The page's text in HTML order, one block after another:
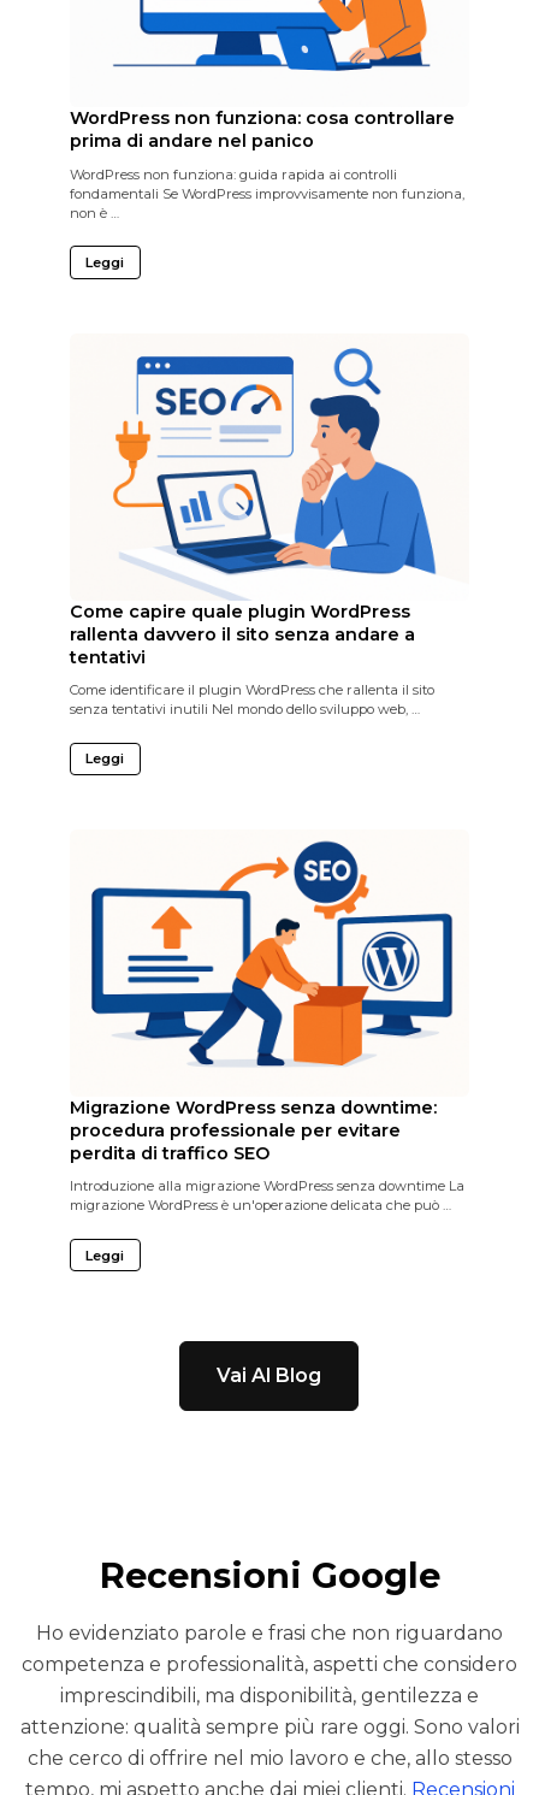
WordPress non funziona: cosa controllare
prima di andare nel panico
WordPress non funziona: guida rapida ai controlli
fondamentali Se WordPress improvvisamente non funziona,
non è …
Leggi
Come capire quale plugin WordPress
rallenta davvero il sito senza andare a
tentativi
Come identificare il plugin WordPress che rallenta il sito
senza tentativi inutili Nel mondo dello sviluppo web, …
Leggi
Migrazione WordPress senza downtime:
procedura professionale per evitare
perdita di traffico SEO
Introduzione alla migrazione WordPress senza downtime La
migrazione WordPress è un'operazione delicata che può …
Leggi
Vai Al Blog
Recensioni Google
Ho evidenziato parole e frasi che non riguardano
competenza e professionalità, aspetti che considero
imprescindibili, ma disponibilità, gentilezza e
attenzione: qualità sempre più rare oggi. Sono valori
che cerco di offrire nel mio lavoro e che, allo stesso
tempo, mi aspetto anche dai miei clienti. Recensioni